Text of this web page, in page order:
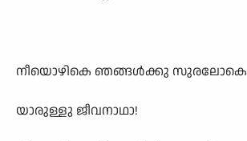
നീയൊഴികെ ഞങ്ങൾക്കു സുരലോകെ
യാരുള്ളു ജീവനാഥാ!